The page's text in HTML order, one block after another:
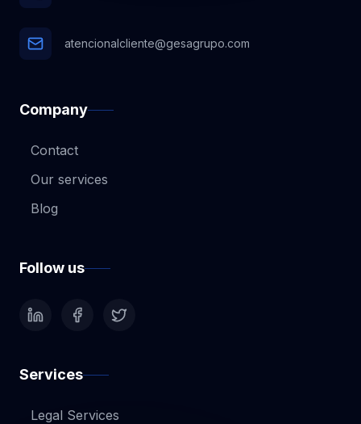
atencionalcliente@gesagrupo.com
Company
Contact
Our services
Blog
Follow us
Services
Legal Services